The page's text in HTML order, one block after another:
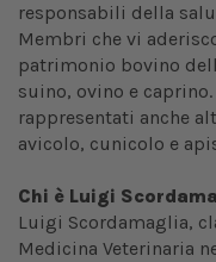
responsabili della
Membri che vi
patrimonio bovino
suino, ovino e
rappresentati anche
avicolo, cunicolo e
Chi è Luigi
Luigi Scordamaglia,
Medicina Veterinaria